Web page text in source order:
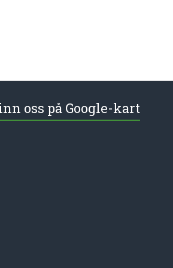
oss på Google-kart